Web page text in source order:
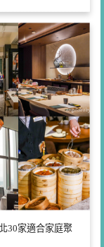
30家適合家庭聚